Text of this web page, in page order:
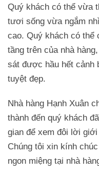
Quý khách có thể vừa
tươi sống vừa ngắm
cao. Quý khách có thể
tầng trên của nhà
sát được hầu hết cảnh
tuyệt đẹp.
Nhà hàng Hạnh Xuân
thành đến quý khách
gian để xem đôi lời
Chúng tôi xin kính
ngon miệng tại nhà